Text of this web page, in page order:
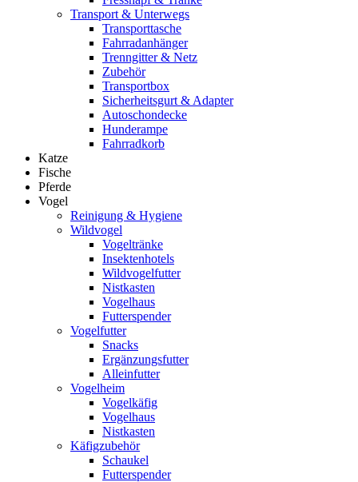
Transport & Unterwegs
Transporttasche
Fahrradanhänger
Trenngitter & Netz
Zubehör
Transportbox
Sicherheitsgurt & Adapter
Autoschondecke
Hunderampe
Fahrradkorb
Katze
Fische
Pferde
Vogel
Reinigung & Hygiene
Wildvogel
Vogeltränke
Insektenhotels
Wildvogelfutter
Nistkasten
Vogelhaus
Futterspender
Vogelfutter
Snacks
Ergänzungsfutter
Alleinfutter
Vogelheim
Vogelkäfig
Vogelhaus
Nistkasten
Käfigzubehör
Schaukel
Futterspender